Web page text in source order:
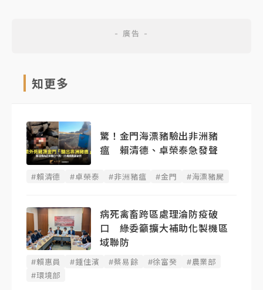
知更多
驚！金門海漂豬驗出非洲豬
瘟 賴清德、卓榮泰急發聲
#賴清德 #卓榮泰 #非洲豬瘟 #金門 #海漂豬屍
病死禽畜跨區處理淪防疫破
口 綠委籲擴大補助化製機區
域聯防
#賴惠員 #鍾佳濱 #蔡易餘 #徐富癸
#農業部
#環境部